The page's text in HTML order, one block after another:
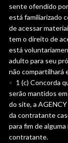
sente ofendido
está familiarizado
de acessar
tem o direito de
está
adulto para seu
não compartilhará
1 (c) Concorda
serão mantidos
do site, a
da contratante
para fim de
contratante.